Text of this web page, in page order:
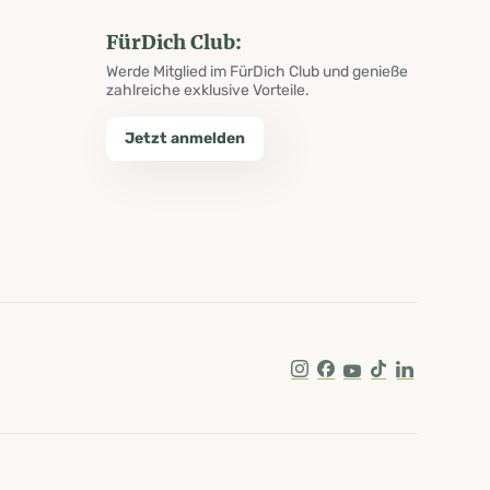
FürDich Club:
Werde Mitglied im FürDich Club und genieße
zahlreiche exklusive Vorteile.
Jetzt anmelden
Instagram
Facebook
Youtube
Tik TokLinkedIn